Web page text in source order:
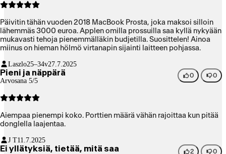
Päivitin tähän vuoden 2018 MacBook Prosta, joka maksoi silloin
lähemmäs 3000 euroa. Applen omilla prossuilla saa kyllä nykyään
mukavasti tehoja pienemmälläkin budjetilla. Suosittelen! Ainoa
miinus on hieman hölmö virtanapin sijainti laitteen pohjassa.
Laszlo25–34v27.7.2025
Pieni ja näppärä
Arvosana 5/5
0 0
Aiempaa pienempi koko. Porttien määrä vähän rajoittaa kun pitää
donglella laajentaa.
J T11.7.2025
Ei yllätyksiä, tietää, mitä saa 2 0